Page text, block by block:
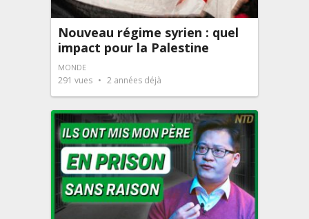
Nouveau régime syrien : quel
impact pour la Palestine
MONDE
291 vues 2 années déjà